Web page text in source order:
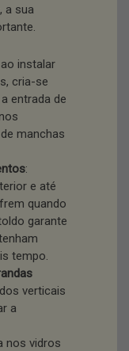
a sua
ao instalar
cria-se
entrada de
manchas
:
e até
quando
garante
tempo.
verticais
a
nos vidros